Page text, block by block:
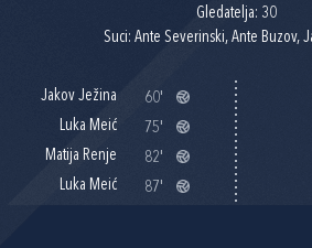
Gledatelja: 30
Suci: Ante Severinski, Ante Buzov,
Jakov Ježina
60'
Luka Meić
75'
Matija Renje
82'
Luka Meić
87'